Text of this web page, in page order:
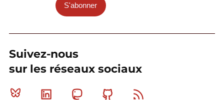
S'abonner
Suivez-nous
sur les réseaux sociaux
Bluesky Linkedin MastodonGithub